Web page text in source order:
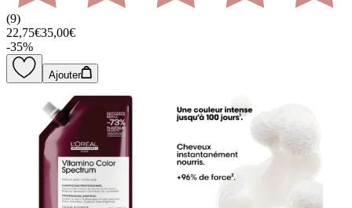
(9)
22,75€35,00€
-35%
Ajouter